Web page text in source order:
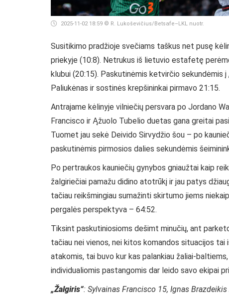
2025-11-02 18:59 © R. Lukoševičius/Betsafe–LKL nuotr.
Susitikimo pradžioje svečiams taškus net pusę
priekyje (10:8). Netrukus iš lietuvio estafetę
klubui (20:15). Paskutinėmis ketvirčio sekundėmis
Paliukėnas ir sostinės krepšininkai pirmavo 21:15.
Antrajame kėlinyje vilniečių persvara po Jordano
Francisco ir Ąžuolo Tubelio duetas gana greitai
Tuomet jau sekė Deivido Sirvydžio šou – po
paskutinėmis pirmosios dalies sekundėmis
Po pertraukos kauniečių gynybos gniaužtai kaip
žalgiriečiai pamažu didino atotrūkį ir jau patys
tačiau reikšmingiau sumažinti skirtumo jiems
pergalės perspektyva – 64:52.
Tiksint paskutiniosioms dešimt minučių, ant
tačiau nei vienos, nei kitos komandos situacijos
atakomis, tai buvo kur kas palankiau žaliai-
individualiomis pastangomis dar leido savo ekipai
„Žalgiris“: Sylvainas Francisco 15, Ignas